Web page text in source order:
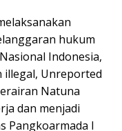
hukum
Indonesia,
illegal, Unreported
Natuna
dan menjadi
Pangkoarmada I